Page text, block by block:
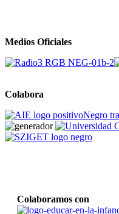
Medios Oficiales
Colabora
Colaboramos con